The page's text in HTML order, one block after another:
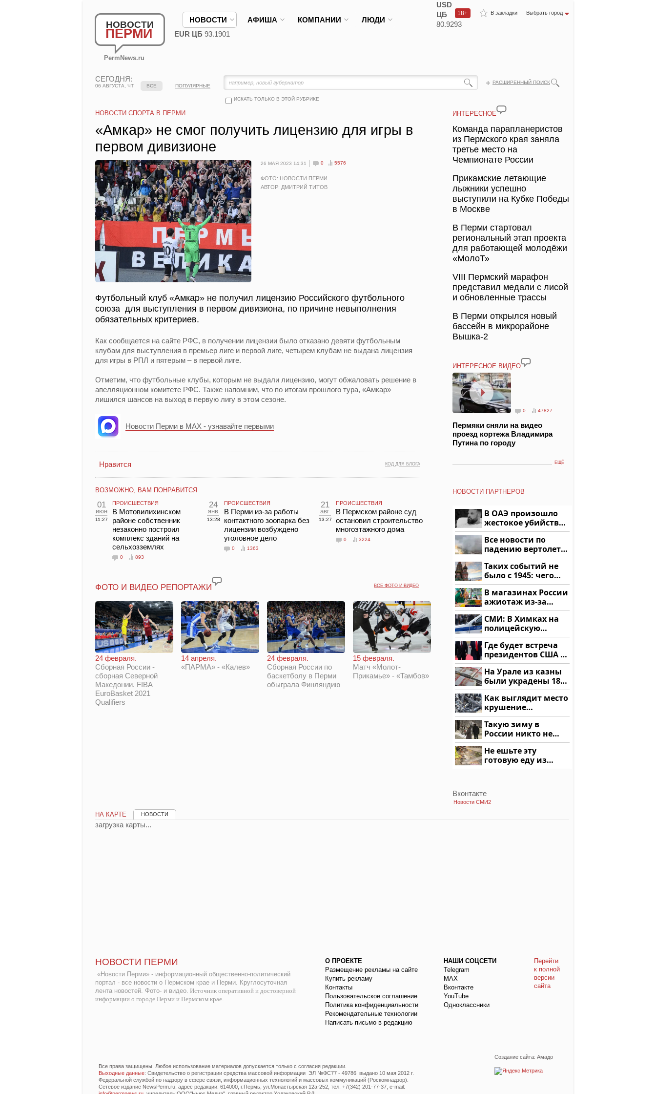
НОВОСТИ
ПЕРМИ
PermNews.ru
В закладки Выбрать город
18+
НОВОСТИ АФИША КОМПАНИИ ЛЮДИ
USD
ЦБ
80.9293
EUR ЦБ 93.1901
СЕГОДНЯ:
06 АВГУСТА, ЧТ
РАСШИРЕННЫЙ ПОИСК
ИСКАТЬ ТОЛЬКО В ЭТОЙ РУБРИКЕ
ВСЕ ПОПУЛЯРНЫЕ
НОВОСТИ СПОРТА В ПЕРМИ
«Амкар» не смог получить лицензию для игры в
первом дивизионе
26 МАЯ 2023 14:31 0 5576
ФОТО: НОВОСТИ ПЕРМИ
АВТОР: ДМИТРИЙ ТИТОВ
Футбольный клуб «Амкар» не получил лицензию Российского футбольного
союза для выступления в первом дивизиона, по причине невыполнения
обязательных критериев.
Как сообщается на сайте РФС, в получении лицензии было отказано девяти футбольным
клубам для выступления в премьер лиге и первой лиге, четырем клубам не выдана лицензия
для игры в РПЛ и пятерым – в первой лиге.
Отметим, что футбольные клубы, которым не выдали лицензию, могут обжаловать решение в
апелляционном комитете РФС. Также напомним, что по итогам прошлого тура, «Амкар»
лишился шансов на выход в первую лигу в этом сезоне.
Новости Перми в MAX - узнавайте первыми
КОД ДЛЯ БЛОГА
Нравится
ВОЗМОЖНО, ВАМ ПОНРАВИТСЯ
01
июн
11:27
ПРОИСШЕСТВИЯ
В Мотовилихинском
районе собственник
незаконно построил
комплекс зданий на
сельхозземлях
0 893
24
янв
13:28
ПРОИСШЕСТВИЯ
В Перми из-за работы
контактного зоопарка без
лицензии возбуждено
уголовное дело
0 1363
21
авг
13:27
ПРОИСШЕСТВИЯ
В Пермском районе суд
остановил строительство
многоэтажного дома
0 3224
ВСЕ ФОТО И ВИДЕО
ФОТО И ВИДЕО РЕПОРТАЖИ
24 февраля.
Сборная России -
сборная Северной
Македонии. FIBA
EuroBasket 2021
Qualifiers
14 апреля.
«ПАРМА» - «Калев»
24 февраля.
Сборная России по
баскетболу в Перми
обыграла Финляндию
15 февраля.
Матч «Молот-
Прикамье» - «Тамбов»
ИНТЕРЕСНОЕ
Команда парапланеристов
из Пермского края заняла
третье место на
Чемпионате России
Прикамские летающие
лыжники успешно
выступили на Кубке Победы
в Москве
В Перми стартовал
региональный этап проекта
для работающей молодёжи
«МолоТ»
VIII Пермский марафон
представил медали с лисой
и обновленные трассы
В Перми открылся новый
бассейн в микрорайоне
Вышка-2
ИНТЕРЕСНОЕ ВИДЕО
0 47827
Пермяки сняли на видео
проезд кортежа Владимира
Путина по городу
ЕЩЁ
НОВОСТИ ПАРТНЕРОВ
В ОАЭ произошло
жестокое убийство
криптомиллионера
Все новости по
падению вертолета
на Кавказе: читать
здесь
Таких событий не
было с 1945: чего
ждать всем нам?
В магазинах России
ажиотаж из-за
этого продукта: что
купить?
СМИ: В Химках на
полицейскую
машину напали и
подожгли.
Где будет встреча
президентов США и
России: Европа?
На Урале из казны
были украдены 18
миллионов рублей
Как выглядит место
крушение
вертолета на
Кавказе: смотреть
Такую зиму в
России никто не
ждал: как так?!
Не ешьте эту
готовую еду из
магазина: список
Вконтакте
Новости СМИ2
НА КАРТЕ НОВОСТИ
загрузка карты...
НОВОСТИ ПЕРМИ
«Новости Перми» - информационный общественно-политический
портал - все новости о Пермском крае и Перми. Круглосуточная
лента новостей. Фото- и видео. Источник оперативной и достоверной
информации о городе Перми и Пермском крае.
О ПРОЕКТЕ
Размещение рекламы на сайте
Купить рекламу
Контакты
Пользовательское соглашение
Политика конфиденциальности
Рекомендательные технологии
Написать письмо в редакцию
НАШИ СОЦСЕТИ
Telegram
МАХ
Вконтакте
YouTube
Одноклассники
Перейти
к полной
версии
сайта
Создание сайта: Амадо
Все права защищены. Любое использование материалов допускается только с согласия редакции.
Выходные данные: Свидетельство о регистрации средства массовой информации ЭЛ №ФС77 - 49786 выдано 10 мая 2012 г.
Федеральной службой по надзору в сфере связи, информационных технологий и массовых коммуникаций (Роскомнадзор).
Сетевое издание NewsPerm.ru, адрес редакции: 614000, г.Пермь, ул.Монастырская 12а-252, тел. +7(342) 201-77-37, e-mail: